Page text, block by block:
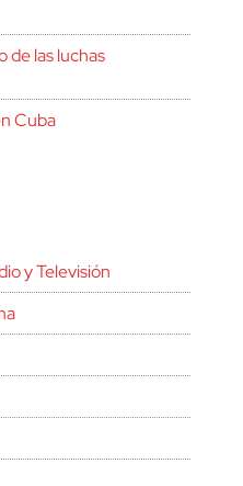
de las luchas
Cuba
y Televisión